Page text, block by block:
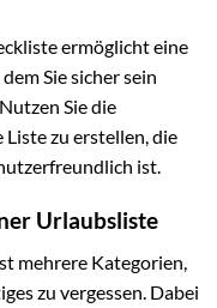
ermöglicht eine
Sie sicher sein
Sie die
zu erstellen, die
ist.
Urlaubsliste
mehrere Kategorien,
zu vergessen. Dabei